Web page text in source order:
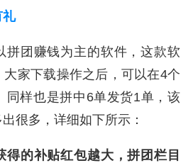
礼
拼团赚钱为主的软件，这款软
家下载操作之后，可以在4个
同样也是拼中6单发货1单，该
很多，详细如下所示：
得的补贴红包越大，拼团栏目